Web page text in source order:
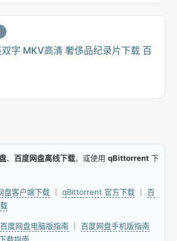
字 MKV高清 奢侈品纪录片下载 百
、 百度网盘离线下载，或使用 qBittorrent 下
盘客户端下载 qBittorrent 官方下载
百
百度网盘电脑版指南
百度网盘手机版指南